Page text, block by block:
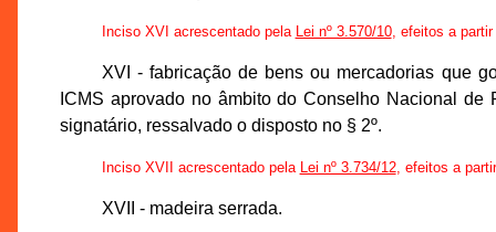
Inciso XVI acrescentado pela Lei nº 3.570/10, efeitos a partir
XVI - fabricação de bens ou mercadorias que
ICMS aprovado no âmbito do Conselho Nacional
signatário, ressalvado o disposto no § 2º.
Inciso XVII acrescentado pela Lei nº 3.734/12, efeitos a
XVII - madeira serrada.